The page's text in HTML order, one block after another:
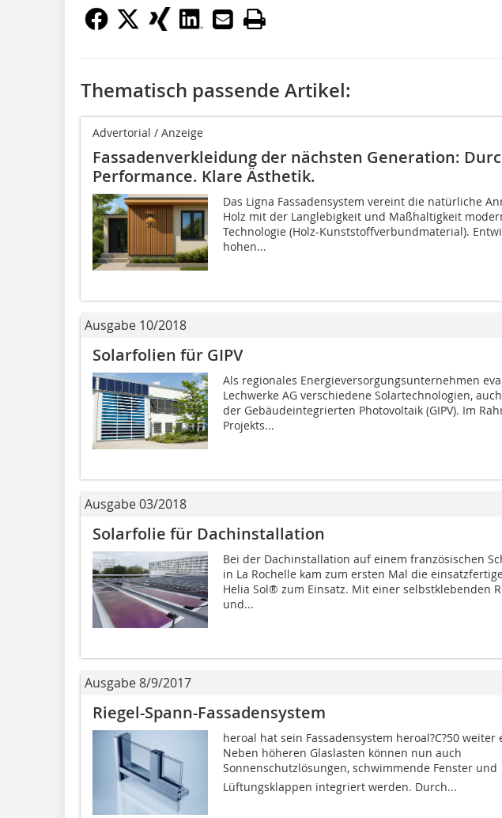
Thematisch passende Artikel:
Advertorial / Anzeige
Fassadenverkleidung der nächsten Generation:
Performance. Klare Ästhetik.
Das Ligna Fassadensystem vereint die natürliche
Holz mit der Langlebigkeit und Maßhaltigkeit
Technologie (Holz-Kunststoffverbundmaterial).
hohen...
Ausgabe 10/2018
Solarfolien für GIPV
Als regionales Energieversorgungsunternehmen
Lechwerke AG verschiedene Solartechnologien,
der Gebäudeintegrierten Photovoltaik (GIPV). Im
Projekts...
Ausgabe 03/2018
Solarfolie für Dachinstallation
Bei der Dachinstallation auf einem französischen
in La Rochelle kam zum ersten Mal die
Helia Sol® zum Einsatz. Mit einer selbstklebenden
und...
Ausgabe 8/9/2017
Riegel-Spann-Fassadensystem
heroal hat sein Fassadensystem heroal?C?50 weiter
Neben höheren Glaslasten können nun auch
Sonnenschutzlösungen, schwimmende Fenster und
Lüftungsklappen integriert werden. Durch...